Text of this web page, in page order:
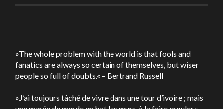
»The whole problem with the world is that fools and
fanatics are always so certain of themselves, but wiser
people so full of doubts.« – Bertrand Russell
»J’ai toujours tâché de vivre dans une tour d’ivoire ; mais